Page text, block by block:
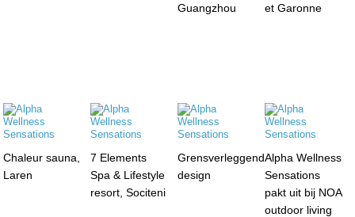
Guangzhou
et Garonne
Chaleur sauna,
Laren
7 Elements
Spa & Lifestyle
resort, Sociteni
Grensverleggend
design
Alpha Wellness
Sensations
pakt uit bij NOA
outdoor living